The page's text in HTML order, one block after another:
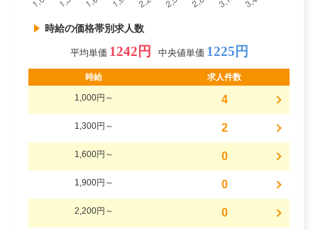
時給の価格帯別求人数
平均単価 1242円 中央値単価 1225円
時給 求人件数
1,000円～ 4
1,300円～ 2
1,600円～ 0
1,900円～ 0
2,200円～ 0